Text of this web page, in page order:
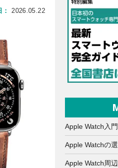
2026.05.22
Apple Watch入門
Apple Watchの
Apple Watch周